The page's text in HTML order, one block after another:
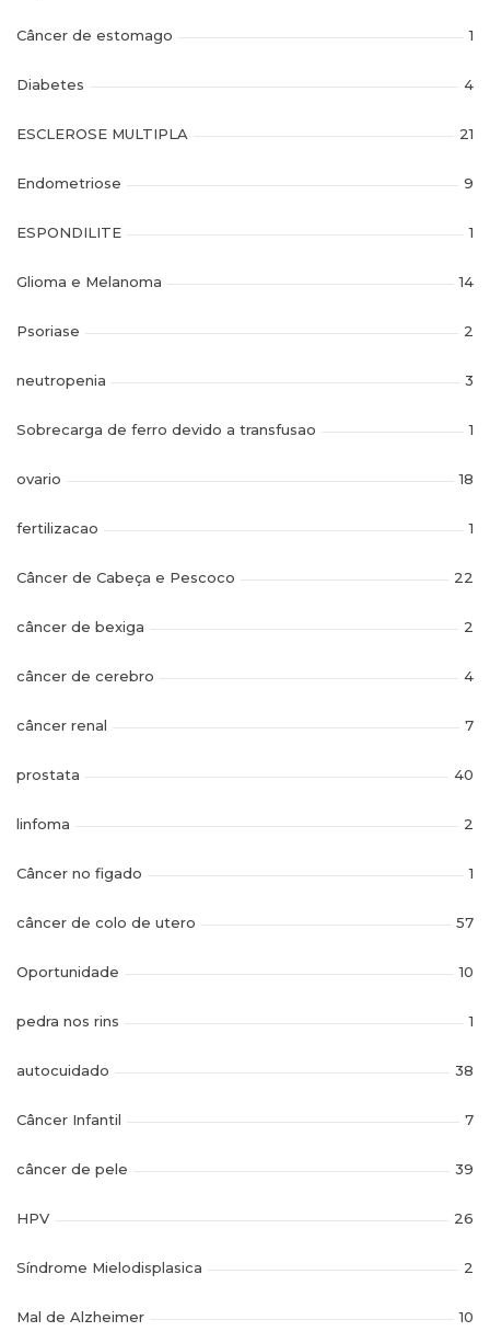
Câncer de estomago 1
Diabetes 4
ESCLEROSE MULTIPLA 21
Endometriose 9
ESPONDILITE 1
Glioma e Melanoma 14
Psoriase 2
neutropenia 3
Sobrecarga de ferro devido a transfusao 1
ovario 18
fertilizacao 1
Câncer de Cabeça e Pescoco 22
câncer de bexiga 2
câncer de cerebro 4
câncer renal 7
prostata 40
linfoma 2
Câncer no figado 1
câncer de colo de utero 57
Oportunidade 10
pedra nos rins 1
autocuidado 38
Câncer Infantil 7
câncer de pele 39
HPV 26
Síndrome Mielodisplasica 2
Mal de Alzheimer 10